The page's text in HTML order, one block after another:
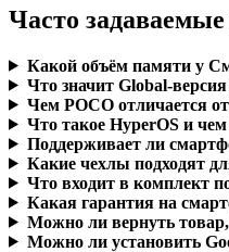
Часто
Какой объём памяти у
Что значит Global-
Чем POCO отличается
Что такое HyperOS и
Поддерживает ли
Какие чехлы подходят
Что входит в комплект
Какая гарантия на
Можно ли вернуть товар,
Можно ли установить